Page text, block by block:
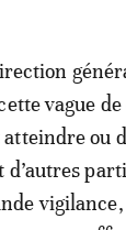
vague
ou